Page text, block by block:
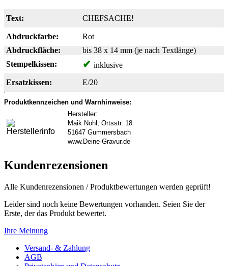
Text: CHEFSACHE!
Abdruckfarbe:
Rot
Abdruckfläche:
bis 38 x 14 mm (je nach Textlänge)
Stempelkissen:
✔ inklusive
Ersatzkissen:
E/20
Produktkennzeichen und Warnhinweise:
Hersteller:
Maik Nohl, Ortsstr. 18
51647 Gummersbach
www.Deine-Gravur.de
Kundenrezensionen
Alle Kundenrezensionen / Produktbewertungen werden geprüft!
Leider sind noch keine Bewertungen vorhanden. Seien Sie der
Erste, der das Produkt bewertet.
Ihre Meinung
Versand- & Zahlung
AGB